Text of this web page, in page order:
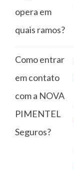
opera em
quais ramos?
Como entrar
em contato
com a NOVA
PIMENTEL
Seguros?